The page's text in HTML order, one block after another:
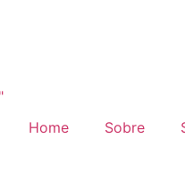
Home Sobre